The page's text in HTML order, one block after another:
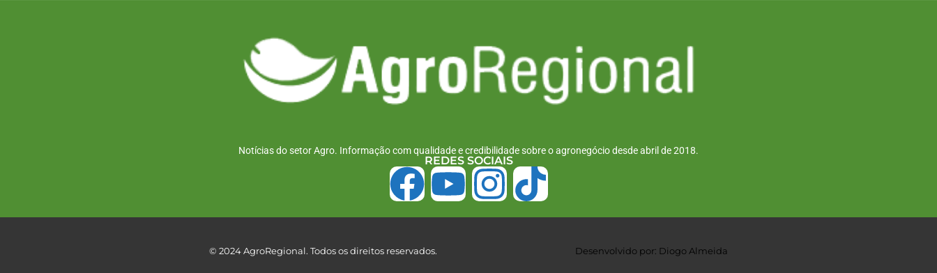
Notícias do setor Agro. Informação com qualidade e credibilidade sobre o agronegócio desde abril de 2018.
REDES SOCIAIS
© 2024 AgroRegional. Todos os direitos reservados. Desenvolvido por: Diogo Almeida